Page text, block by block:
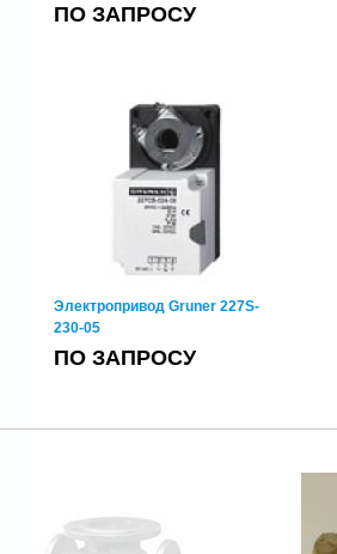
ПО ЗАПРОСУ
Электропривод Gruner 227S-
230-05
ПО ЗАПРОСУ